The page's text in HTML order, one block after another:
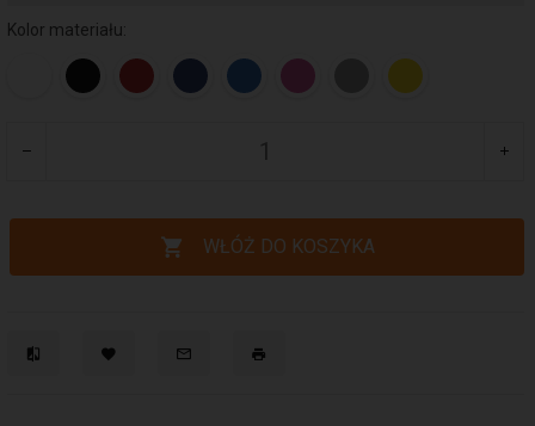
Kolor materiału:
WŁÓŻ DO KOSZYKA